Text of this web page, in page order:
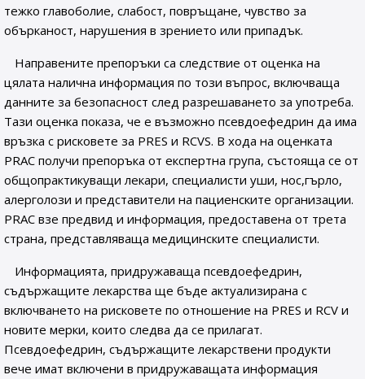
тежко главоболие, слабост, повръщане, чувство за
обърканост, нарушения в зрението или припадък.
Направените препоръки са следствие от оценка на
цялата налична информация по този въпрос, включваща
данните за безопасност след разрешаването за употреба.
Тази оценка показа, че е възможно псевдоефедрин да има
връзка с рисковете за PRES и RCVS. В хода на оценката
PRAC получи препоръка от експертна група, състояща се от
общопрактикуващи лекари, специалисти уши, нос,гърло,
алерголози и представители на пациенските организации.
PRAC взе предвид и информация, предоставена от трета
страна, представляваща медицинските специалисти.
Информацията, придружаваща псевдоефедрин,
съдържащите лекарства ще бъде актуализирана с
включването на рисковете по отношение на PRES и RCV и
новите мерки, които следва да се прилагат.
Псевдоефедрин, съдържащите лекарствени продукти
вече имат включени в придружаващата информация